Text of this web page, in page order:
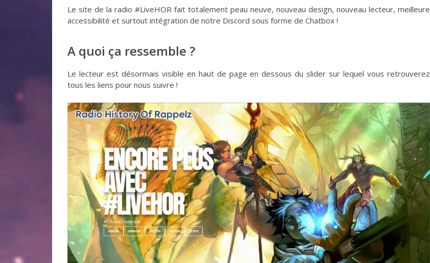
Le site de la radio #LiveHOR fait totalement peau neuve, nouveau design, nouveau lecteur, meilleure
accessibilité et surtout intégration de notre Discord sous forme de Chatbox !
A quoi ça ressemble ?
Le lecteur est désormais visible en haut de page en dessous du slider sur lequel vous retrouverez
tous les liens pour nous suivre !